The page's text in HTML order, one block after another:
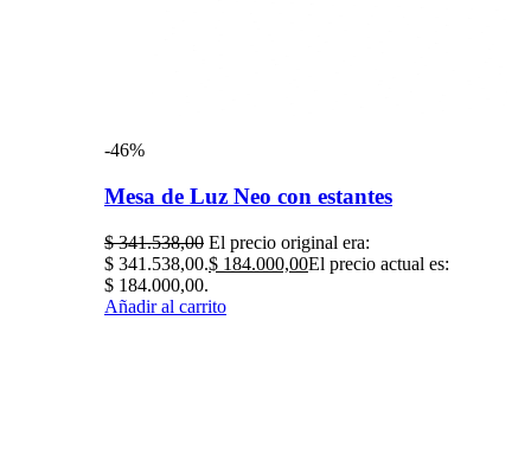
-46%
Mesa de Luz Neo con estantes
$341.538,00 El precio original era:
$ 341.538,00.$ 184.000,00El precio actual es:
$ 184.000,00.
Añadir al carrito